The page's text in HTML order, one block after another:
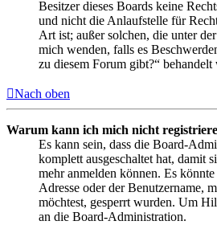
Besitzer dieses Boards keine
und nicht die Anlaufstelle für
Art ist; außer solchen, die unter
mich wenden, falls es
zu diesem Forum gibt?“ behandelt
Nach oben
Warum kann ich mich nicht
Es kann sein, dass die Board-
komplett ausgeschaltet hat, damit
mehr anmelden können. Es
Adresse oder der Benutzername,
möchtest, gesperrt wurden. Um
an die Board-Administration.